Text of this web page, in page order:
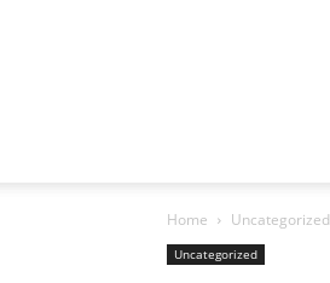
Home Uncategorized
Uncategorized